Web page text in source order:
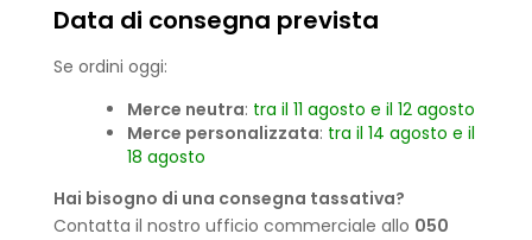
Data di consegna prevista
Se ordini oggi:
Merce neutra: tra il 11 agosto e il 12 agosto
Merce personalizzata: tra il 14 agosto e il
18 agosto
Hai bisogno di una consegna tassativa?
Contatta il nostro ufficio commerciale allo 050